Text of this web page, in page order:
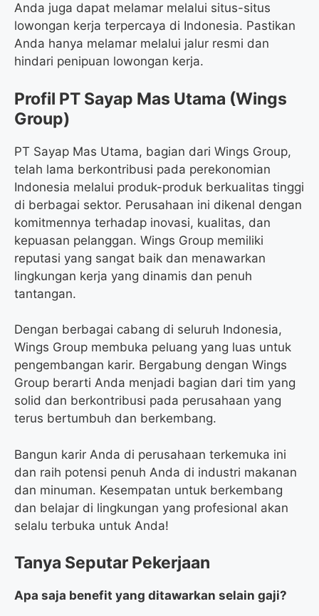
Anda juga dapat melamar melalui situs-situs
lowongan kerja terpercaya di Indonesia. Pastikan
Anda hanya melamar melalui jalur resmi dan
hindari penipuan lowongan kerja.
Profil PT Sayap Mas Utama (Wings
Group)
PT Sayap Mas Utama, bagian dari Wings Group,
telah lama berkontribusi pada perekonomian
Indonesia melalui produk-produk berkualitas tinggi
di berbagai sektor. Perusahaan ini dikenal dengan
komitmennya terhadap inovasi, kualitas, dan
kepuasan pelanggan. Wings Group memiliki
reputasi yang sangat baik dan menawarkan
lingkungan kerja yang dinamis dan penuh
tantangan.
Dengan berbagai cabang di seluruh Indonesia,
Wings Group membuka peluang yang luas untuk
pengembangan karir. Bergabung dengan Wings
Group berarti Anda menjadi bagian dari tim yang
solid dan berkontribusi pada perusahaan yang
terus bertumbuh dan berkembang.
Bangun karir Anda di perusahaan terkemuka ini
dan raih potensi penuh Anda di industri makanan
dan minuman. Kesempatan untuk berkembang
dan belajar di lingkungan yang profesional akan
selalu terbuka untuk Anda!
Tanya Seputar Pekerjaan
Apa saja benefit yang ditawarkan selain gaji?